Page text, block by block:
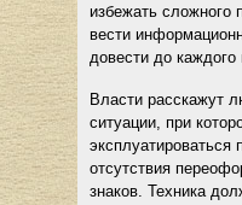
избежать сложного
вести
довести до каждого
Власти расскажут
ситуации, при
эксплуатироваться
отсутствия
знаков. Техника